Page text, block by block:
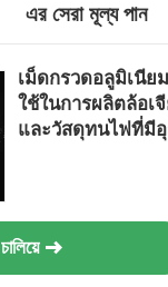
এর সেরা মূল্য পান
เม็ดกรวดอลูมิเนีย
ใช้ในการผลิตล้อเ
และวัสดุทนไฟที่มี
চালিয়ে